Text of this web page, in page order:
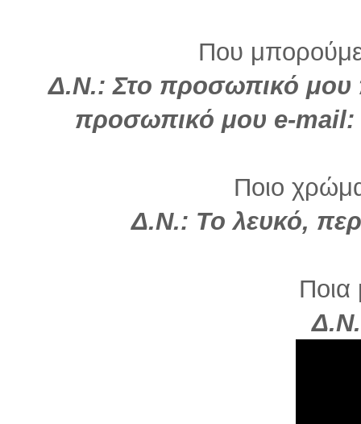
Που
Δ.Ν.: Στο προσωπικό μου
προσωπικό μου e-mail:
Ποιο χρώμα
Δ.Ν.: Το λευκό,
Ποια